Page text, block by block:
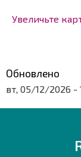
Увеличьте
Обновлено
вт, 05/12/2026 -